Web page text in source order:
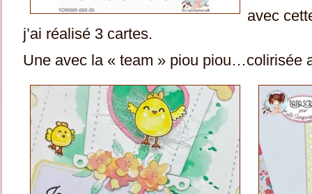
avec
j’ai réalisé 3 cartes.
Une avec la « team » piou piou…colirisée